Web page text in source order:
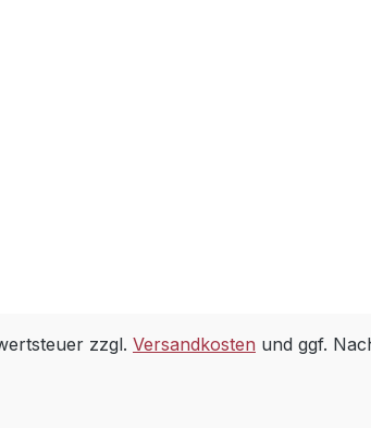
zzgl. Versandkosten und ggf.